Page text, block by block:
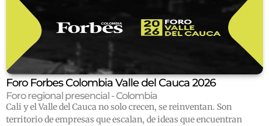
Foro Forbes Colombia Valle del Cauca 2026
Foro regional presencial - Colombia
Cali y el Valle del Cauca no solo crecen, se reinventan. Son
territorio de empresas que escalan, de ideas que encuentran